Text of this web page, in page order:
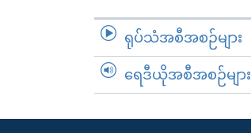
ရုပ်သံအစီအစဉ်များ
ရေဒီယိုအစီအစဉ်များ